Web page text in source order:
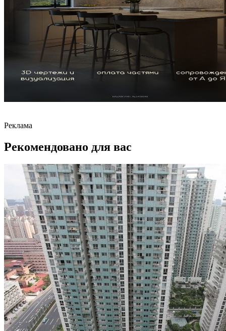
Реклама
Рекомендовано для вас